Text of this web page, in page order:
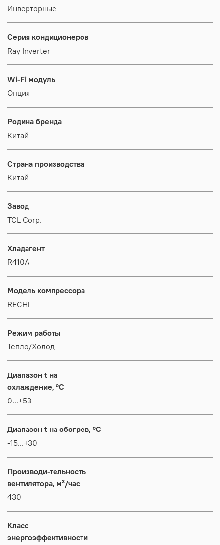
Инверторные
Серия кондиционеров
Ray Inverter
Wi-Fi модуль
Опция
Родина бренда
Китай
Страна производства
Китай
Завод
TCL Corp.
Хладагент
R410A
Модель компрессора
RECHI
Режим работы
Тепло/Холод
Диапазон t на
охлаждение, °C
0...+53
Диапазон t на обогрев, °C
-15...+30
Производи-тельность
вентилятора, м³/час
430
Класс
энергоэффективности